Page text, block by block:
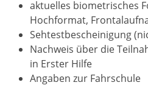
aktuelles biometrisches
Hochformat,
Sehtestbescheinigung
Nachweis über die
in Erster Hilfe
Angaben zur Fahrschule